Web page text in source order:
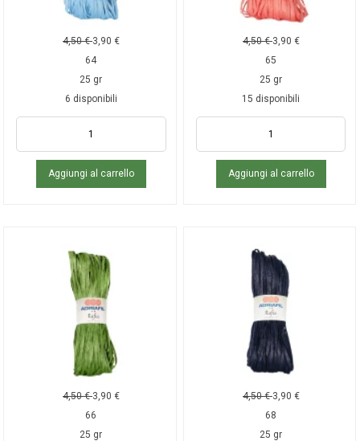
4,50€ 3,90 €
64
25 gr
6 disponibili
Aggiungi al carrello
4,50€ 3,90 €
65
25 gr
15 disponibili
Aggiungi al carrello
4,50€ 3,90 €
66
25 gr
4,50€ 3,90 €
68
25 gr